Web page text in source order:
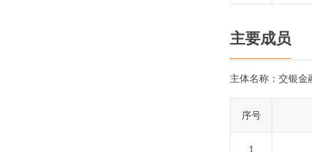
主要成员
主体名称： 交银金
序号
1